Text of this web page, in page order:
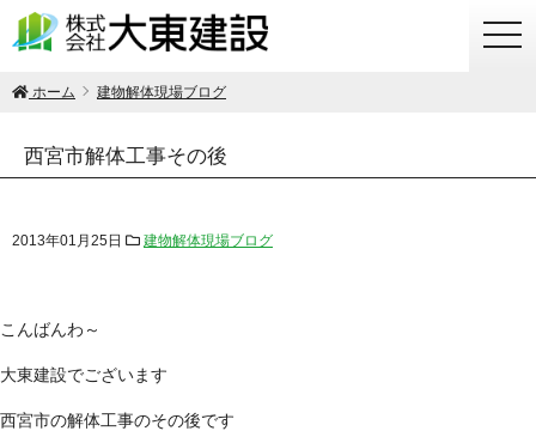
ホーム 建物解体現場ブログ
西宮市解体工事その後
2013年01月25日 建物解体現場ブログ
こんばんわ～
大東建設でございます
西宮市の解体工事のその後です